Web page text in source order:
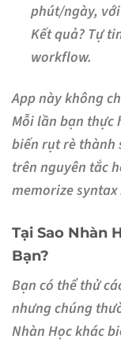
phút/ngày,
Kết quả? Tự
workflow.
App này không
Mỗi lần bạn thực
biến rụt rè thành
trên nguyên tắc
memorize
Tại Sao Nhàn
Bạn?
Bạn có thể thử
nhưng chúng
Nhàn Học khác